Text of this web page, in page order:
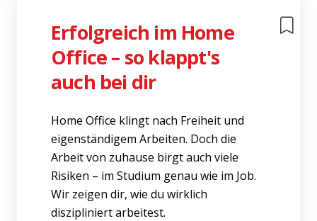
Erfolgreich im Home
Office – so klappt's
auch bei dir
Home Office klingt nach Freiheit und
eigenständigem Arbeiten. Doch die
Arbeit von zuhause birgt auch viele
Risiken – im Studium genau wie im Job.
Wir zeigen dir, wie du wirklich
diszipliniert arbeitest.